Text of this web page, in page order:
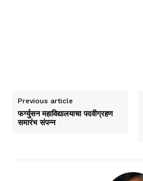
Previous article
फर्ग्युसन महाविद्यालयाचा पदवीग्रहण
समारंभ संपन्न